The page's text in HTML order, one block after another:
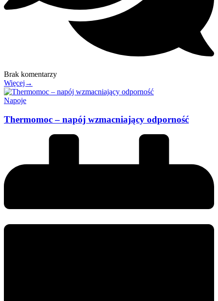
Brak komentarzy
Więcej→
Napoje
Thermomoc – napój wzmacniający odporność